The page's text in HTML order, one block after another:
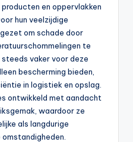
en oppervlakken
hun veelzijdige
om schade door
te
vaker voor deze
bescherming bieden,
in logistiek en opslag.
ontwikkeld met aandacht
waardoor ze
als langdurige